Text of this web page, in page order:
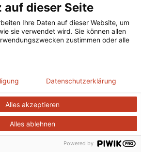
in Berlin über die Macht von Briefen
Merkur-Preis an Niklas Weber
“Krise des wissenschaftlichen
debattiert – jetzt sind
auf dieser Seite
Ihre Daten auf dieser Website, um
sie verwendet wird. Sie können allen
zustimmen oder alle
Alles akzeptieren
Alles ablehnen
Datenschutzerklärung
Powered by